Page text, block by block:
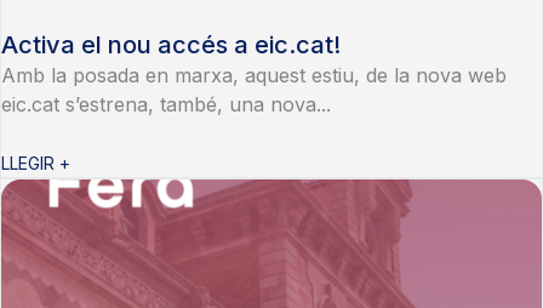
Activa el nou accés a eic.cat!
Amb la posada en marxa, aquest estiu, de la nova web
eic.cat s’estrena, també, una nova...
LLEGIR +